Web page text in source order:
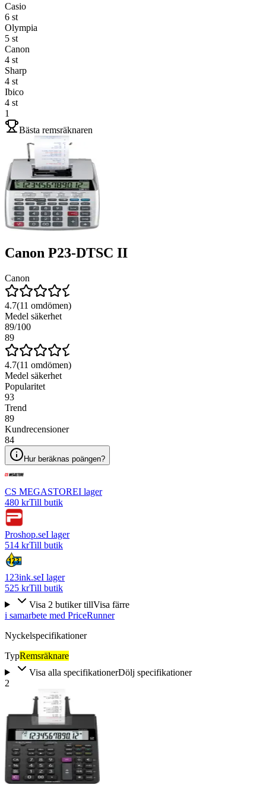
Casio
6 st
Olympia
5 st
Canon
4 st
Sharp
4 st
Ibico
4 st
1
Bästa remsräknaren
Canon P23-DTSC II
Canon
4.7(11 omdömen)
Medel säkerhet
89/100
89
4.7(11 omdömen)
Medel säkerhet
Popularitet
93
Trend
89
Kundrecensioner
84
Hur beräknas poängen?
CS MEGASTOREI lager
480 krTill butik
Proshop.seI lager
514 krTill butik
123ink.seI lager
525 krTill butik
Visa 2 butiker tillVisa färre
i samarbete med PriceRunner
Nyckelspecifikationer
TypRemsräknare
Visa alla specifikationerDölj specifikationer
2